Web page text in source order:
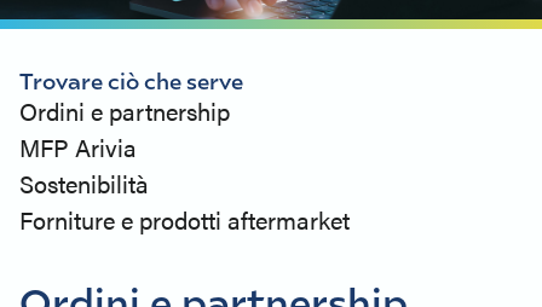
Trovare ciò che serve
Ordini e partnership
MFP Arivia
Sostenibilità
Forniture e prodotti aftermarket